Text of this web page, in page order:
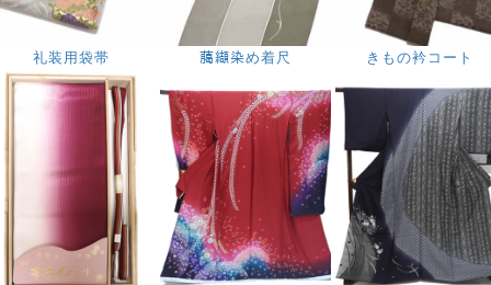
礼装用袋帯 﨟纈染め着尺 きもの衿コート